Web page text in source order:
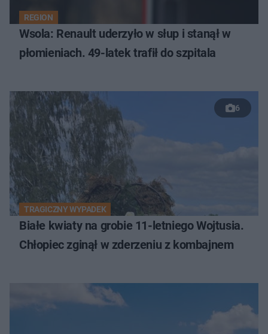
REGION
Wsola: Renault uderzyło w słup i stanął w
płomieniach. 49-latek trafił do szpitala
6
TRAGICZNY WYPADEK
Białe kwiaty na grobie 11-letniego Wojtusia.
Chłopiec zginął w zderzeniu z kombajnem